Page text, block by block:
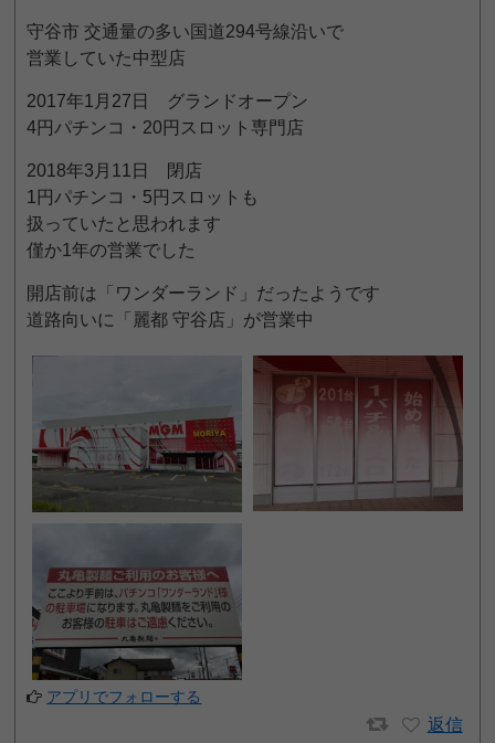
守谷市 交通量の多い国道294号線沿いで
営業していた中型店
2017年1月27日 グランドオープン
4円パチンコ・20円スロット専門店
2018年3月11日 閉店
1円パチンコ・5円スロットも
扱っていたと思われます
僅か1年の営業でした
開店前は「ワンダーランド」だったようです
道路向いに「麗都 守谷店」が営業中
アプリでフォローする
返信